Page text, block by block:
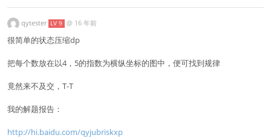
qytester LV 9 @ 16 年前
很简单的状态压缩dp
把每个数放在以4，5的指数为横纵坐标的图中，便可找到规律
竟然来不及交，T-T
我的解题报告：
http://hi.baidu.com/qyjubriskxp